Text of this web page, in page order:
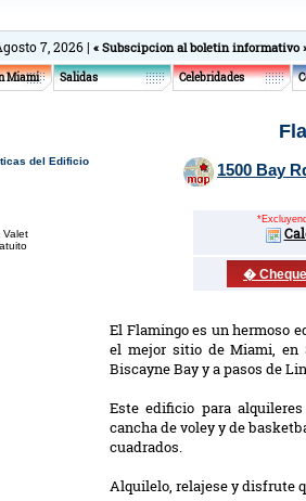
7, 2026 | « Subscipcion al boletin informativo
Miami Salidas Celebridades
del Edificio
Valet
1500 Bay
�
El Flamingo es un hermoso
el mejor sitio de Miami, en
Biscayne Bay y a pasos de
Este edificio para
cancha de voley y de
cuadrados.
Alquilelo, relajese y disfrute